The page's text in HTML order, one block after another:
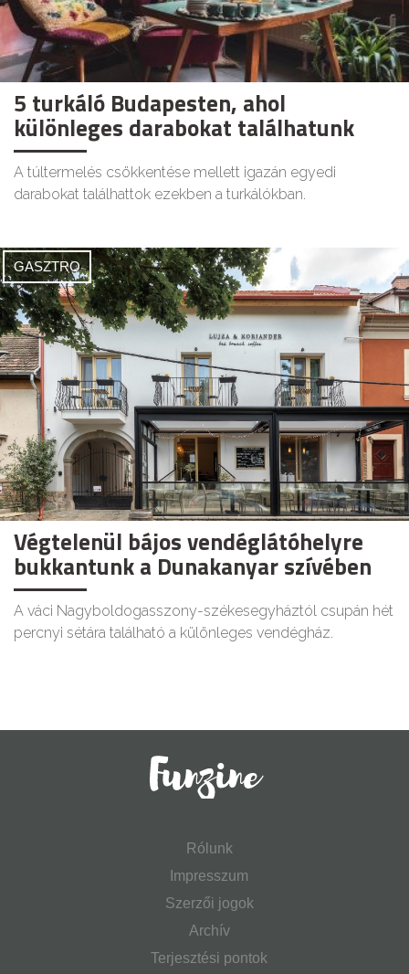
5 turkáló Budapesten, ahol
különleges darabokat találhatunk
A túltermelés csökkentése mellett igazán egyedi
darabokat találhattok ezekben a turkálókban.
GASZTRO
Végtelenül bájos vendéglátóhelyre
bukkantunk a Dunakanyar szívében
A váci Nagyboldogasszony-székesegyháztól csupán hét
percnyi sétára található a különleges vendégház.
Rólunk
Impresszum
Szerzői jogok
Archív
Terjesztési pontok